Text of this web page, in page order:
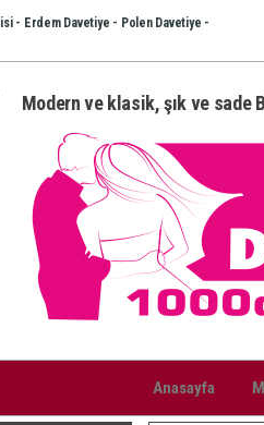
- Erdem Davetiye - Polen Davetiye -
Modern ve klasik, şık ve
Anasayfa